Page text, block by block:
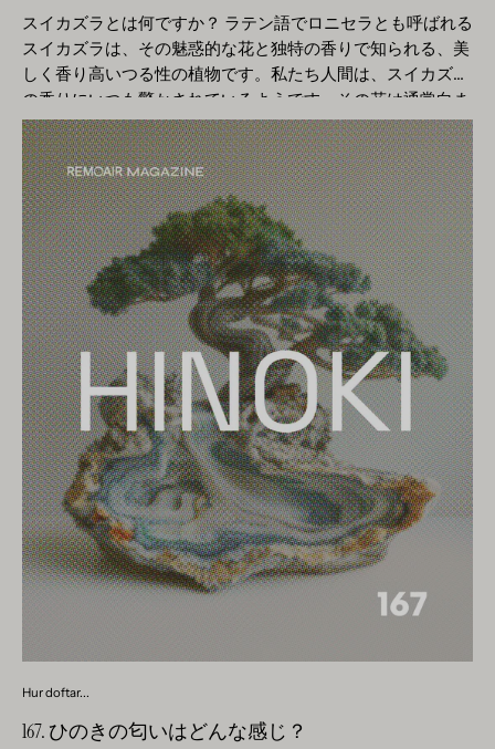
でもそのかすかな存在が感じられます。しかし、この最初の
甘さの先には、バニラの本当の特徴を明らかにする香りの複
雑なシンフォニーが存在します。 トップノートはトロピカル
フルーツのほのかな香りのような穏やかなフルーティーさで
始まり、ハートノートへの道をそっと切り開きます。ここで
は、バニラの中心部が明らかになり、その象徴的なスパイシ
ーさが現れ、その深いノートを強調する繊細なフローラルさ
が現れます。このフレグランスの旅を締めくくるベースノー
トは、アンバーとムスクの暖かく魅惑的な官能的なノートを
もたらし、バニラの豊かなエッセンスの長く記憶に残る印象
を与えます。 バニラの香りはどのようにして歴史的に人気を
博したのか 特徴的で魅力的な香りを持つバニラには、大陸や
何世紀にもわたる魅力的な歴史があります。発見の起源は、
メキシコ湾の緑豊かな森林にまで遡ることができます。トト
ナック族はそこで、香り豊かな豆を栽培し、儀式で使用する
ことを初めて学びました。この初期の使用は、後に 16 世紀
にヨーロッパ人に受け入れられることになるエキゾチックな
スパイスとしてのバニラの役割に貢献しました。 しかし、バ
ニラの人気が爆発的に高まったのは、自然の生息地以外でバ
ニラ蘭に人工受粉する技術が開発された 19 世紀になってか
らです。これにより、美食業界と香水業界の両方で広く使用
される道が開かれました。歴史的に、バニラは人気のスパイ
スであるだけでなく、贅沢と幸福の象徴でもありました。 興
味深い事実は、バニラは、家庭に暖かく魅力的な雰囲気を作
の感覚を落ち着かせ、刺激する独特の能力を持っています。
バニラの香りのフレグランスオイルを使用 香り付きキャンド
スイカズラとは何ですか？ ラテン語でロニセラとも呼ばれる
スイカズラは、その魅惑的な花と独特の香りで知られる、美
しく香り高いつる性の植物です。私たち人間は、スイカズラ
の香りにいつも驚かされているようです。その花は通常白ま
たは黄色で、夏の暑い日に強烈な甘い香りが空気中に漂いま
す。スイカズラは世界中の庭園で人気の観賞用植物であり、
その香りがミツバチ、蝶、その他の花粉媒介者を惹きつける
ことがよくあります。 スイカズラってどんな匂いがするの？
スイカズラはどんな匂いがしますか？スイカズラの香りにつ
いて人々は、スイカズラは魅惑的で魅惑的であり、甘くて花
のような特徴があり、人々も花粉媒介者も同様に魅了すると
言います。スイカズラの香りは力強く生き生きとしており、
トップノートは花や柑橘類のフレッシュでフルーティーな香
りを放ちます。ハートノートはより複雑で魅惑的な甘さを明
らかにし、ベースノートはスイカズラの独特の香りプロファ
イルの持続的な存在を提供し、魅惑的な後味を残します。 ス
イカズラのトップノート - スイカズラのトップノートは、蜂
蜜と柑橘類の魅惑的なブレンドに似た甘くてフルーティーな
香りを運びます。 - これらの最初のノートは、軽くて爽やか
な感触で鼻を誘惑し誘惑する新鮮さを醸し出します。 - 柑橘
類のノートは、スイカズラの香りのより甘い性質を補完する
微妙なシャープさを加え、バランスの取れた魅力的な香りの
旅への導入を提供します。 スイカズラのハートノート - スイ
カズラの香りが広がるにつれて、そのハートノートが強烈な
で官能的で、注意を引きつけ、感覚を誘惑する魅惑的な特徴
を持っています。 - スイカズラのハートノートは花の香りが
と豊かさの感覚を生み出します。 スイカズラのベースノート
Hur doftar...
167. ひのきの匂いはどんな感じ？